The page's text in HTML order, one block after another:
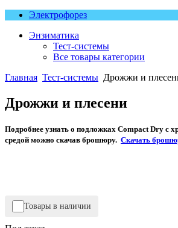
Электрофорез
Энзиматика
Тест-системы
Все товары категории
Главная Тест-системы Дрожжи и
Дрожжи и плесени
Подробнее узнать о подложках Compact Dry с
средой можно скачав брошюру. Скачать
Товары в наличии